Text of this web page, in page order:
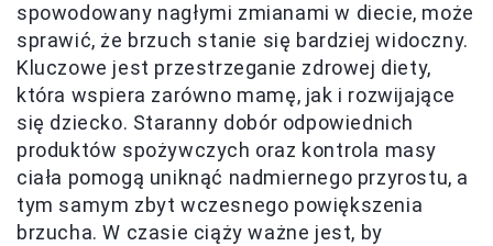
spowodowany nagłymi zmianami w diecie, może
sprawić, że brzuch stanie się bardziej widoczny.
Kluczowe jest przestrzeganie zdrowej diety,
która wspiera zarówno mamę, jak i rozwijające
się dziecko. Staranny dobór odpowiednich
produktów spożywczych oraz kontrola masy
ciała pomogą uniknąć nadmiernego przyrostu, a
tym samym zbyt wczesnego powiększenia
brzucha. W czasie ciąży ważne jest, by